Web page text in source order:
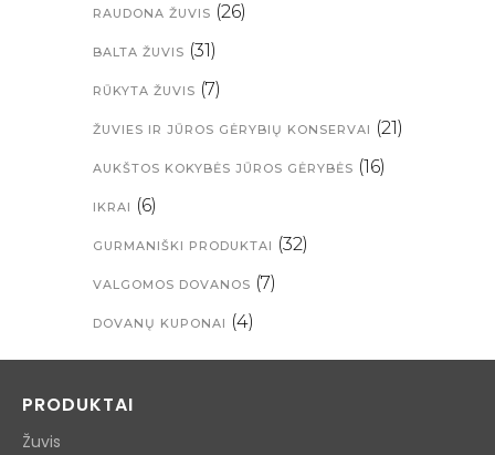
RAUDONA ŽUVIS (26)
BALTA ŽUVIS (31)
RŪKYTA ŽUVIS (7)
ŽUVIES IR JŪROS GĖRYBIŲ KONSERVAI (21)
AUKŠTOS KOKYBĖS JŪROS GĖRYBĖS (16)
IKRAI (6)
GURMANIŠKI PRODUKTAI (32)
VALGOMOS DOVANOS (7)
DOVANŲ KUPONAI (4)
PRODUKTAI
Žuvis